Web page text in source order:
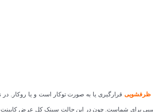
ظرفشویی قرارگیری یا به صورت توکار است و یا
شماست. چون در این حالت سینک کل عرض کابینت را